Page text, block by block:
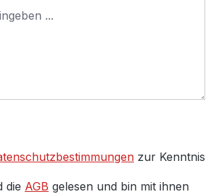
zur Kenntnis
die AGB gelesen und bin mit ihnen